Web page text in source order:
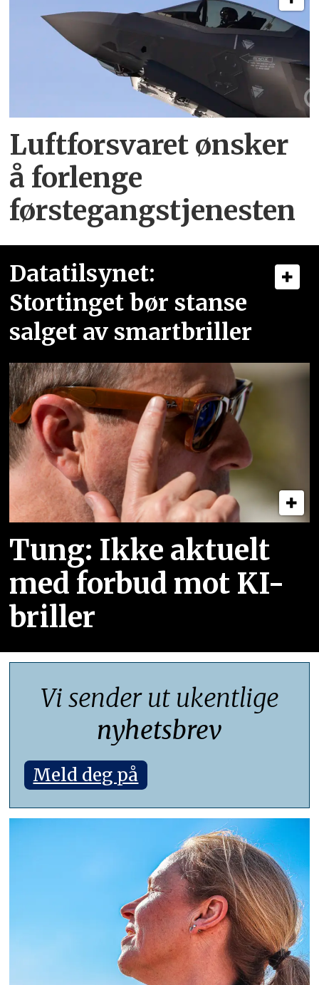
Luftforsvaret ønsker
å forlenge
førstegangstjenesten
Datatilsynet:
Stortinget bør stanse
salget av smartbriller
Tung: Ikke aktuelt
med forbud mot KI-
briller
Vi sender ut ukentlige
nyhetsbrev
Meld deg på